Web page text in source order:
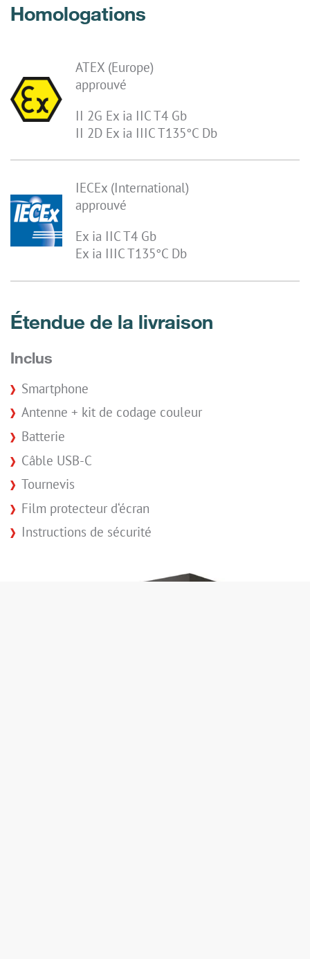
Homologations
ATEX (Europe)
approuvé
II 2G Ex ia IIC T4 Gb
II 2D Ex ia IIIC T135°C Db
IECEx (International)
approuvé
Ex ia IIC T4 Gb
Ex ia IIIC T135°C Db
Étendue de la livraison
Inclus
Smartphone
Antenne + kit de codage couleur
Batterie
Câble USB-C
Tournevis
Film protecteur d‘écran
Instructions de sécurité